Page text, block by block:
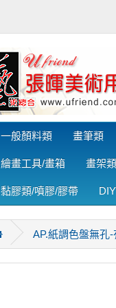
一般顏料類 畫筆類
繪畫工具/畫箱 畫架類
黏膠類/噴膠/膠帶
AP.紙調色盤無孔